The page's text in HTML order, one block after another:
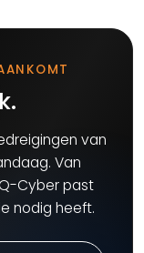
van
Van
Cyber past
nodig heeft.